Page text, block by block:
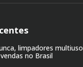
limpadores multiuso
no Brasil